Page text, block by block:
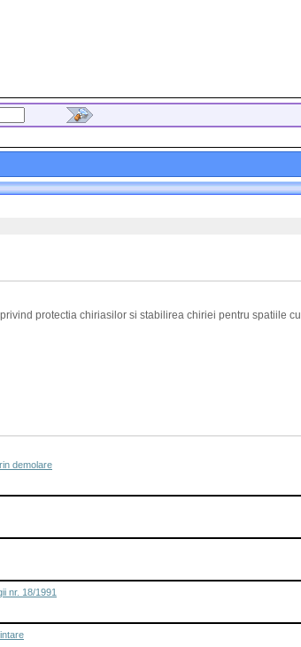
protectia chiriasilor si stabilirea chiriei pentru spatiile cu
demolare
nr. 18/1991